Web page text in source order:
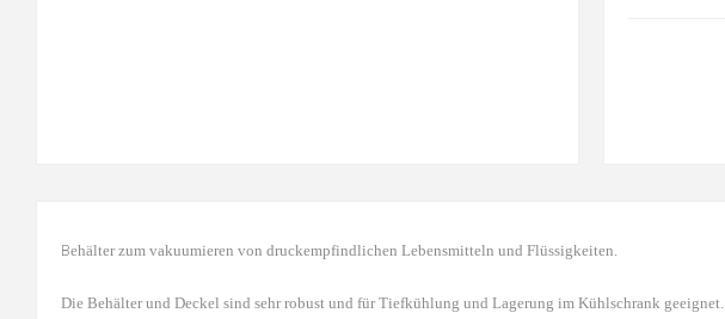
Behälter zum vakuumieren von druckempfindlichen Lebensmitteln und Flüssigkeiten.
Die Behälter und Deckel sind sehr robust und für Tiefkühlung und Lagerung im Kühlschrank geeignet.